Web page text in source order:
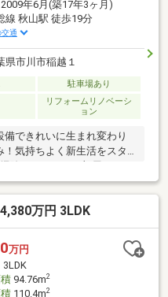
2009年6月(築17年3ヶ月)
線 秋山駅 徒歩19分
通
県市川市稲越１
駐車場あり
リフォームリノベーシ
ョン
できれいに生まれ変わり
気持ちよく新生活をスタ
約7分の近さで、お子様の
している為、綺麗なお部
ターサポート充実の住まい
力の一つ☆■当社オリジナ
保証付きで快適に暮らせま
設備の充実した住まいで
ております！
万円 3LDK
万円
3LDK
94.76m2
110.4m2